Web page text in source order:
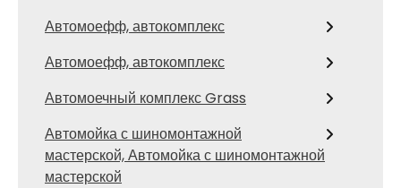
Автомоефф, автокомплекс
Автомоефф, автокомплекс
Автомоечный комплекс Grass
Автомойка с шиномонтажной
мастерской, Автомойка с шиномонтажной
мастерской